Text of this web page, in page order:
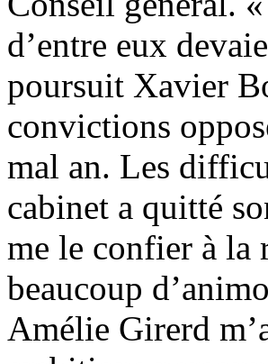
d’entre eux
poursuit Xavier
convictions
mal an. Les
cabinet a quitté
me le confier à la
beaucoup
Amélie Girerd